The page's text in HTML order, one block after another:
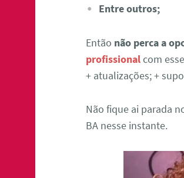
Entre outros;
Então não perca a
profissionalcom
+ atualizações; +
Não fique ai parada
BA nesse instante.